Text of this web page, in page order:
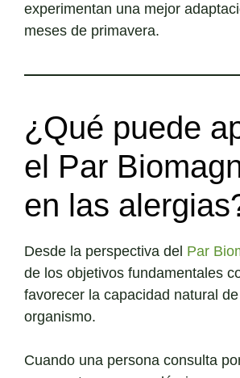
experimentan una mejor
meses de primavera.
¿Qué puede
el Par
en las
Desde la perspectiva del Par
de los objetivos fundamentales
favorecer la capacidad natural
organismo.
Cuando una persona consulta